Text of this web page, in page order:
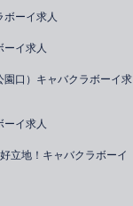
ボーイ求人
ーイ求人
園口）キャバクラボーイ求
ーイ求人
立地！キャバクラボーイ